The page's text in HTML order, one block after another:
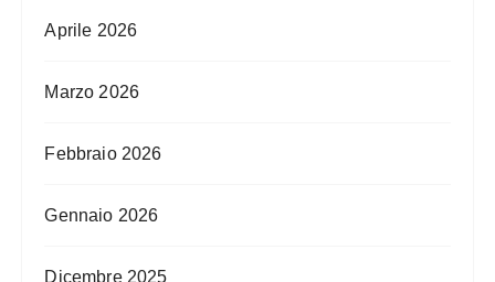
Aprile 2026
Marzo 2026
Febbraio 2026
Gennaio 2026
Dicembre 2025